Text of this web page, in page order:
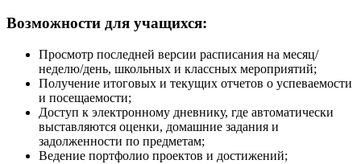
Возможности для учащихся:
Просмотр последней версии расписания на месяц/
неделю/день, школьных и классных мероприятий;
Получение итоговых и текущих отчетов о успеваемости
и посещаемости;
Доступ к электронному дневнику, где автоматически
выставляются оценки, домашние задания и
задолженности по предметам;
Ведение портфолио проектов и достижений;